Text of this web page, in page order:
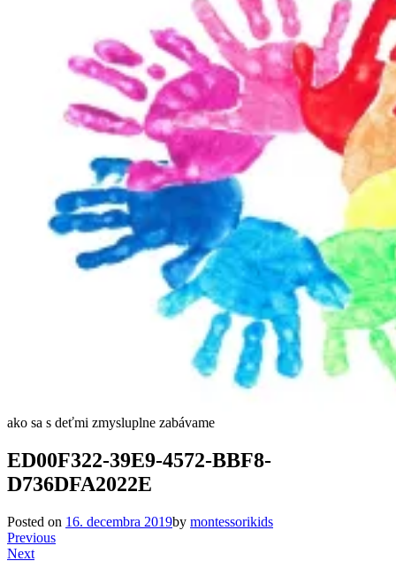
ako sa s deťmi zmysluplne zabávame
ED00F322-39E9-4572-BBF8-
D736DFA2022E
Posted on 16. decembra 2019by montessorikids
Previous
Next